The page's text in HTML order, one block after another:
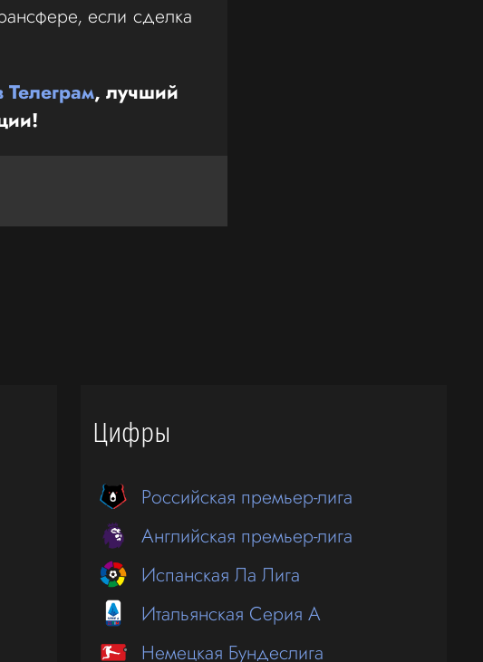
если сделка
, лучший
Цифры
Российская премьер-лига
Английская премьер-лига
Испанская Ла Лига
Итальянская Серия А
Немецкая Бундеслига